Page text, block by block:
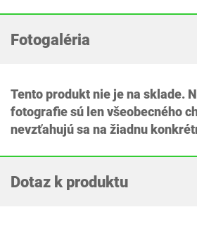
Fotogaléria
Tento produkt nie je na sklade.
fotografie sú len všeobecného
nevzťahujú sa na žiadnu
Dotaz k produktu